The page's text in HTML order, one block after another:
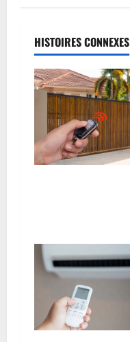
t
i
c
e
HISTOIRES CONNEXES